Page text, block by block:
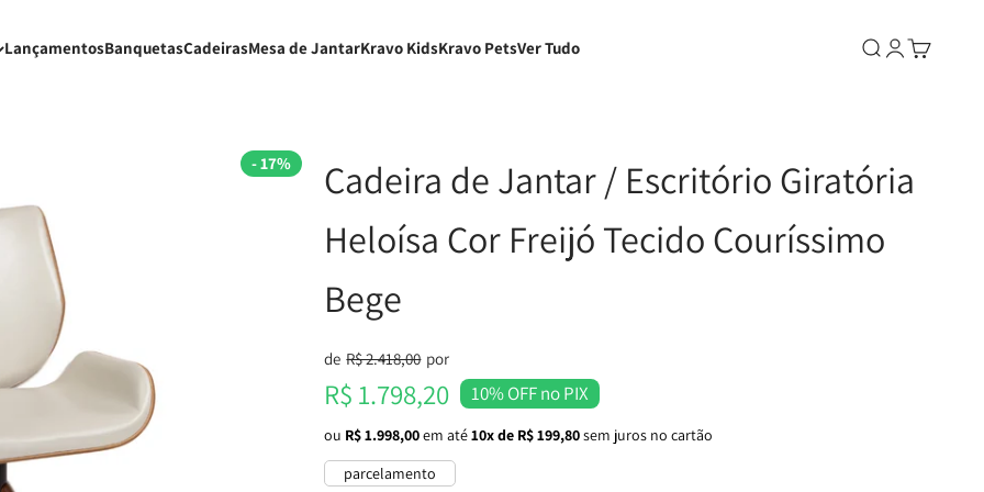
LançamentosBanquetasCadeirasMesa de JantarKravo KidsKravo PetsVer Tudo Abrir pesquisa
Abrir página
Abrir
- 17%
Cadeira de Jantar / Escritório Giratória
Heloísa Cor Freijó Tecido Couríssimo
Bege
Preço normal
de R$ 2.418,00 por
Preço promocional
R$ 1.798,20 10% OFF no PIX
ou R$ 1.998,00em até10x de R$ 199,80sem juros no cartão
parcelamento